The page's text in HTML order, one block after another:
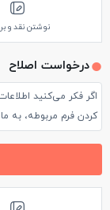
نوشتن نقد و
درخواست اصلاح
اگر فکر می‌کنید
کردن فرم مربوطه، به